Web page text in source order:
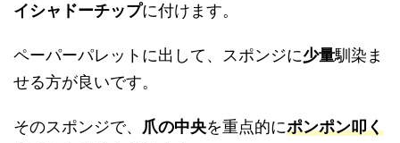
イシャドーチップに付けます。
ペーパーパレットに出して、スポンジに少量馴染ま
せる方が良いです。
そのスポンジで、 爪の中央を重点的にポンポン叩く